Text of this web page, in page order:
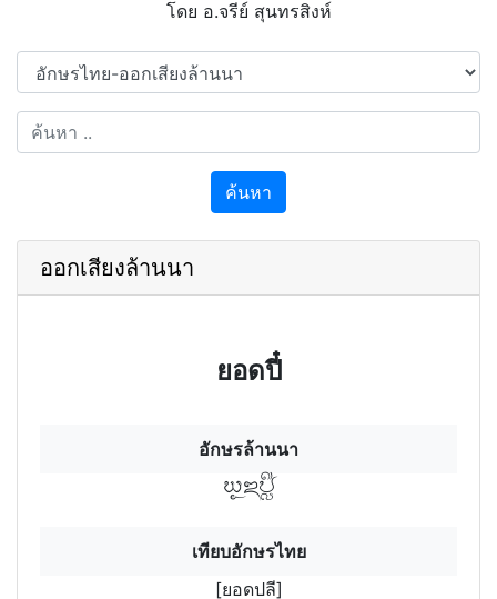
โดย อ.จรีย์​ สุนทรสิงห์
ค้นหา
ออกเสียงล้านนา
ยอดปี๋
อักษรล้านนา
ยอฯดปีลฯ
เทียบอักษรไทย
[ยอดปลี]